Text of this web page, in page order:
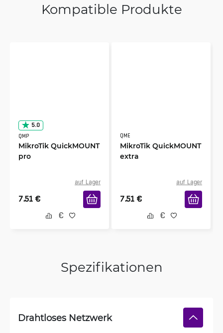
Kompatible Produkte
5.0
QMP
MikroTik QuickMOUNT
pro
auf Lager
7.51 €
QME
MikroTik QuickMOUNT
extra
auf Lager
7.51 €
Spezifikationen
Drahtloses Netzwerk